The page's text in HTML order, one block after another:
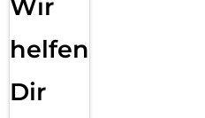
Wir
helfen
Dir